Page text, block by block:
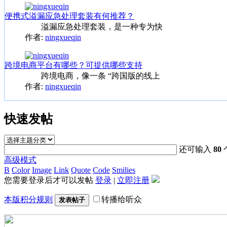
便携式溢漏应急处理套装有何推荐？
溢漏应急处理套装，是一种专为快
作者: ningxueqin
跨境电商平台有哪些？可提供哪些支持
跨境电商，像一条 “跨国版的线上
作者: ningxueqin
快速发帖
还可输入80
高级模式
B Color Image Link Quote Code Smilies
您需要登录后才可以发帖 登录 | 立即注册
本版积分规则 发表帖子 转播给听众